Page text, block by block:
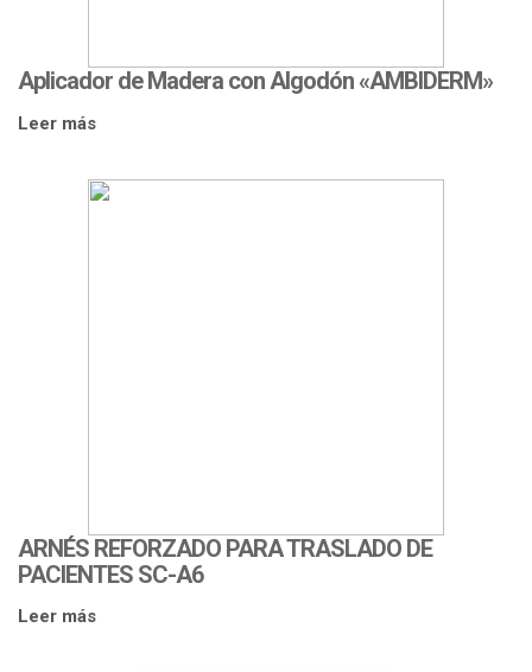
Aplicador de Madera con Algodón «AMBIDERM»
Leer más
ARNÉS REFORZADO PARA TRASLADO DE
PACIENTES SC-A6
Leer más